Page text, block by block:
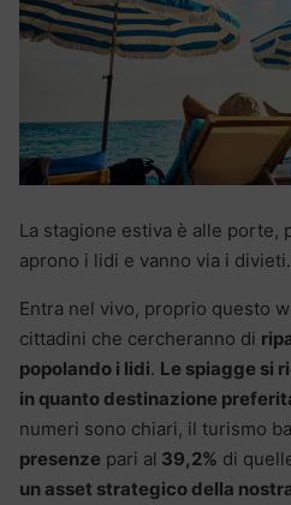
La stagione estiva è alle porte,
aprono i lidi e vanno via i divieti.
Entra nel vivo, proprio questo
cittadini che cercheranno di
popolando i lidi. Le spiagge si
in quanto destinazione
numeri sono chiari, il turismo
presenze pari al 39,2% di
un asset strategico della